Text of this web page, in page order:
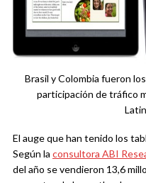
Brasil y Colombia fueron
participación de tráfico
El auge que han tenido los
Según la consultora ABI
del año se vendieron 13,6